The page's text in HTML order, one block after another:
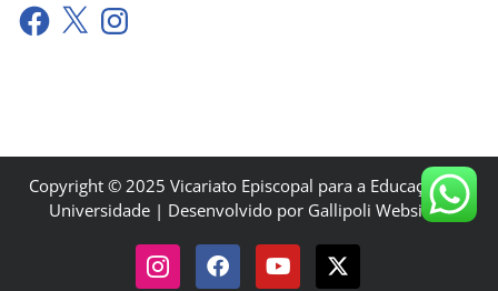
Copyright © 2025 Vicariato Episcopal para a Educação e a
Universidade | Desenvolvido por Gallipoli Websites.